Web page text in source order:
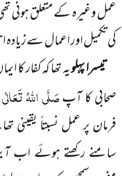
عمل وغیرہ کے متعلق ہونی
کی تکمیل اور اعمال سے
تیسرا پہلویہ تھا کہ کفار کا
صحابی کا آپصَلَّی اللّٰہُ
فرمان پر عمل نسبتاً یقینی
سامنے رکھتے ہوئے اب